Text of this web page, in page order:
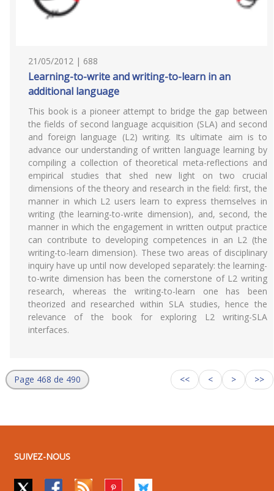
21/05/2012 | 688
Learning-to-write and writing-to-learn in an
additional language
This book is a pioneer attempt to bridge the gap between
the fields of second language acquisition (SLA) and second
and foreign language (L2) writing. Its ultimate aim is to
advance our understanding of written language learning by
compiling a collection of theoretical meta-reflections and
empirical studies that shed new light on two crucial
dimensions of the theory and research in the field: first, the
manner in which L2 users learn to express themselves in
writing (the learning-to-write dimension), and, second, the
manner in which the engagement in written output practice
can contribute to developing competences in an L2 (the
writing-to-learn dimension). These two areas of disciplinary
inquiry have up until now developed separately: the learning-
to-write dimension has been the cornerstone of L2 writing
research, whereas the writing-to-learn one has been
theorized and researched within SLA studies, hence the
relevance of the book for exploring L2 writing-SLA
interfaces.
Page 468 de 490 << < > >>
SUIVEZ-NOUS